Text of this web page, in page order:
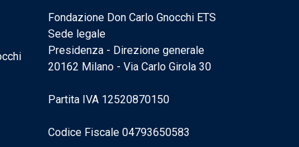
Fondazione Don Carlo Gnocchi ETS
Sede legale
Presidenza - Direzione generale
20162 Milano - Via Carlo Girola 30
Partita IVA 12520870150
Codice Fiscale 04793650583